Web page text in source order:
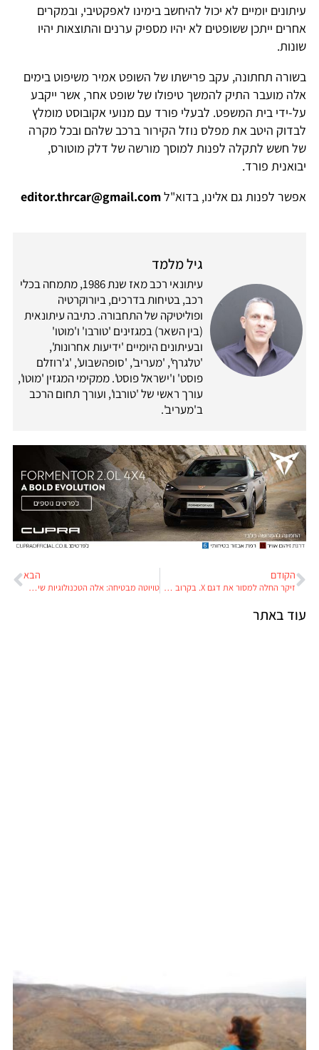
עיתונים יומיים לא יכול להיחשב בימינו לאפקטיבי, ובמקרים
אחרים ייתכן ששופטים לא יהיו מספיק ערנים והתוצאות יהיו
שונות.
בשורה תחתונה, עקב פרישתו של השופט אמיר משיפוט בימים
אלה מועבר התיק להמשך טיפולו של שופט אחר, אשר ייקבע
על-ידי בית המשפט. לבעלי פורד עם מנועי אקובוסט מומלץ
לבדוק היטב את מפלס נוזל הקירור ברכב שלהם ובכל מקרה
של חשש לתקלה לפנות למוסך מורשה של דלק מוטורס,
יבואנית פורד.
אפשר לפנות גם אלינו, בדוא"לeditor.thrcar@gmail.com
גיל מלמד
עיתונאי רכב מאז שנת 1986, מתמחה בכלי
רכב, בטיחות בדרכים, ביורוקרטיה
ופוליטיקה של התחבורה. כתיבה עיתונאית
(בין השאר) במגזינים 'טורבו' ו'מוטו'
ובעיתונים היומיים 'ידיעות אחרונות',
'טלגרף', 'מעריב', 'סופהשבוע', 'ג'רוזלם
פוסט' ו'ישראל פוסט'. ממקימי המגזין 'מוטו',
עורך ראשי של 'טורבו', ועורך תחום הרכב
ב'מעריב'.
הקודם
זיקר החלה למסור את דגם X. בקרוב בישראל
הבא
טויוטה מבטיחה: אלה הטכנולוגיות שישנו את עתיד המכוניות
עוד באתר